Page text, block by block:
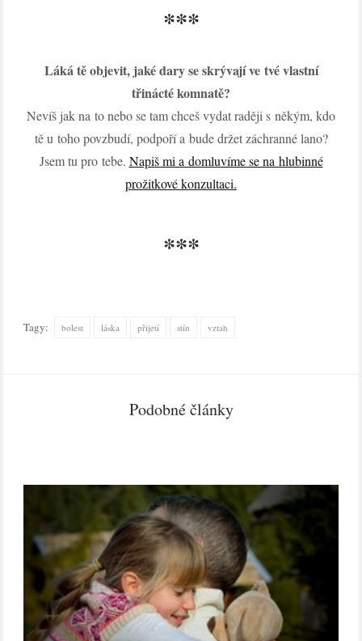
***
Láká tě objevit, jaké dary se skrývají ve tvé vlastní
třinácté komnatě?
Nevíš jak na to nebo se tam chceš vydat raději s někým, kdo
tě u toho povzbudí, podpoří a bude držet záchranné lano?
Jsem tu pro tebe. Napiš mi a domluvíme se na hlubinné
prožitkové konzultaci.
***
Tagy: bolest láska přijetí stín vztah
Podobné články